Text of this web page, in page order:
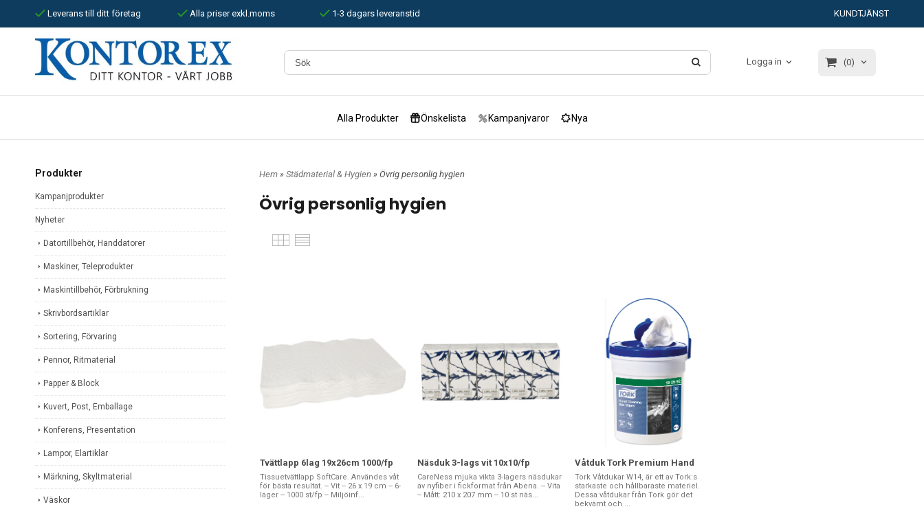
Leverans till ditt företag Alla priser exkl.moms 1-3 dagars leveranstid KUNDTJÄNST
Logga in (0)
Alla Produkter Önskelista Kampanjvaror Nya
Produkter
Kampanjprodukter
Nyheter
Datortillbehör, Handdatorer
Maskiner, Teleprodukter
Maskintillbehör, Förbrukning
Skrivbordsartiklar
Sortering, Förvaring
Pennor, Ritmaterial
Papper & Block
Kuvert, Post, Emballage
Konferens, Presentation
Lampor, Elartiklar
Märkning, Skyltmaterial
Väskor
Hem» Städmaterial & Hygien » Övrig personlig hygien
Övrig personlig hygien
Tvättlapp 6lag 19x26cm 1000/fp
Tissuetvättlapp SoftCare. Användes våt
för bästa resultat. -- Vit -- 26 x 19 cm -- 6-
lager -- 1000 st/fp -- Miljöinf...
Näsduk 3-lags vit 10x10/fp
CareNess mjuka vikta 3-lagers näsdukar
av nyfiber i fickformat från Abena. -- Vita
-- Mått: 210 x 207 mm -- 10 st näs...
Våtduk Tork Premium Hand
Tork Våtdukar W14, är ett av Tork:s
starkaste och hållbaraste materiel.
Dessa våtdukar från Tork gör det
bekvämt och ...